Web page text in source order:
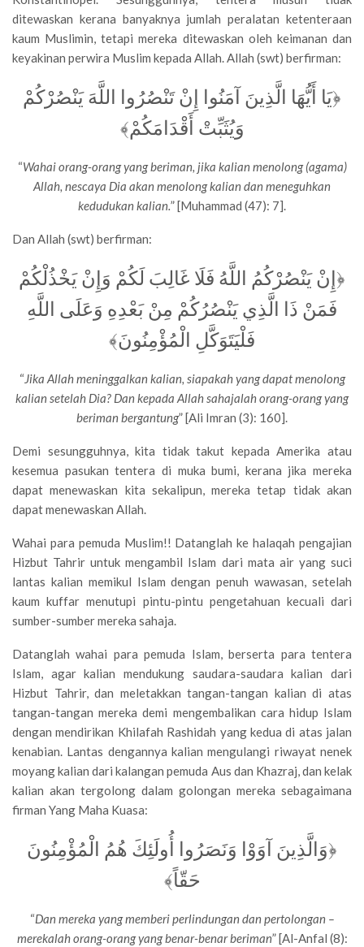
ditewaskan kerana banyaknya jumlah peralatan ketenteraan
kaum Muslimin, tetapi mereka ditewaskan oleh keimanan dan
keyakinan perwira Muslim kepada Allah. Allah (swt) berfirman:
﴿يَا أَيُّهَا الَّذِينَ آمَنُوا إِنْ تَنْصُرُوا اللَّهَ يَنْصُرْكُمْ
وَيُثَبِّتْ أَقْدَامَكُمْ﴾
“Wahai orang-orang yang beriman, jika kalian menolong (agama)
Allah, nescaya Dia akan menolong kalian dan meneguhkan
kedudukan kalian.” [Muhammad (47): 7].
Dan Allah (swt) berfirman:
﴿إِنْ يَنْصُرْكُمُ اللَّهُ فَلَا غَالِبَ لَكُمْ وَإِنْ يَخْذُلْكُمْ
فَمَنْ ذَا الَّذِي يَنْصُرُكُمْ مِنْ بَعْدِهِ وَعَلَى اللَّهِ
فَلْيَتَوَكَّلِ الْمُؤْمِنُونَ﴾
“Jika Allah meninggalkan kalian, siapakah yang dapat menolong
kalian setelah Dia? Dan kepada Allah sahajalah orang-orang yang
beriman bergantung” [Ali Imran (3): 160].
Demi sesungguhnya, kita tidak takut kepada Amerika atau
kesemua pasukan tentera di muka bumi, kerana jika mereka
dapat menewaskan kita sekalipun, mereka tetap tidak akan
dapat menewaskan Allah.
Wahai para pemuda Muslim!! Datanglah ke halaqah pengajian
Hizbut Tahrir untuk mengambil Islam dari mata air yang suci
lantas kalian memikul Islam dengan penuh wawasan, setelah
kaum kuffar menutupi pintu-pintu pengetahuan kecuali dari
sumber-sumber mereka sahaja.
Datanglah wahai para pemuda Islam, berserta para tentera
Islam, agar kalian mendukung saudara-saudara kalian dari
Hizbut Tahrir, dan meletakkan tangan-tangan kalian di atas
tangan-tangan mereka demi mengembalikan cara hidup Islam
dengan mendirikan Khilafah Rashidah yang kedua di atas jalan
kenabian. Lantas dengannya kalian mengulangi riwayat nenek
moyang kalian dari kalangan pemuda Aus dan Khazraj, dan kelak
kalian akan tergolong dalam golongan mereka sebagaimana
firman Yang Maha Kuasa:
﴿وَالَّذِينَ آوَوْا وَنَصَرُوا أُولَئِكَ هُمُ الْمُؤْمِنُونَ
حَقّاً﴾
“Dan mereka yang memberi perlindungan dan pertolongan –
merekalah orang-orang yang benar-benar beriman” [Al-Anfal (8):